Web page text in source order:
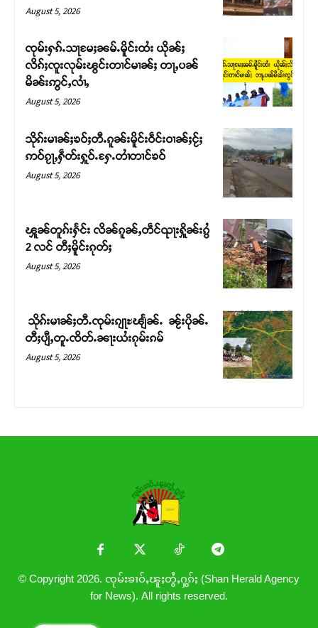
တႃႇႁႂ်ႈသဵင်ၵၢင်ၸႂ်ၵူၼ်းမိူင်း ၵူႈတီႈၵူႈလႅၼ်ပေႃးတေၸွ
တ်ႇ တူဝ်ႈလုမ်ႈၾႃႉၼၼ်ႉ ၶဝ်ႈႁူမ်ႈၵမ်ႉထႅမ် ၸုမ်းၶၢ
ဝ်ႇၽူႈတွႆႇႁွၵ်ႈ လႆႈယူႇၶႃႈဢေႃႈ။
August 5, 2026
ၸုမ်းႁၵ်ႉသႃမႄႈၼမ်ႉမိူင်းထႆး ယိုၼ်ႈ
လိၵ်ႈၸူးလုမ်းၽွင်းတၢင်မၢၼ်ႈ တႃႇပၼ်
မိၼ်းဢွင်ႇလၢႆႇ
August 5, 2026
သိုၵ်းမၢၼ်ႈၶဝ်ႈတီႉၵူၼ်းမိူင်းဝဵင်းဝၢၼ်ႈငႂ်ႈ
ဢဝ်ၵႂႃႇႁဵတ်းႁူဝ်ႉႁႄႉတၢႆတၢင်ၶဝ်
August 5, 2026
ၾူၼ်တူၵ်းႁႅင်း လိၼ်ၵူၼ်ႇတဵင်ၺႃးႁိူၼ်းၵွႆ
2 လင် တီႈမိူင်းၵုတ်ႈ
August 5, 2026
သိုၵ်းမၢၼ်ႈတီႉၸုမ်းၵျႃႊၽျႅၼ်ႉ ၼႂ်းပိုၼ်ႉ
တီႈပျီႇတူႉၸိတ်ႉၼႃးယႆးၵုမ်းၵမ်
August 5, 2026
© Copyright 2026. ၸုမ်းၶၢဝ်ႇၽူႈတွႆႇႁွၵ်ႈ (Shan Herald Agency
for News). All rights reserved.